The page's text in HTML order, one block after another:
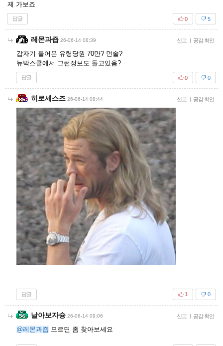
제 가보죠
답글 5
0
레몬과즙 26-06-14 08:39 신고 | 공감 확인
갑자기 들어온 유령당원 70만? 먼솔?
뉴박스쿨에서 그런정보도 돌고있음?
답글 0
0
히로세스즈 26-06-14 08:44 신고 | 공감 확인
답글 0
1
날아보자슝 26-06-14 09:06 신고 | 공감 확인
@레몬과즙 모르면 좀 찾아보세요